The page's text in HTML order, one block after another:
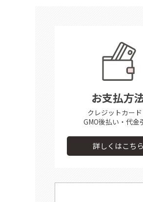
お支払方
クレジットカード
GMO後払い・代金
詳しくはこちら